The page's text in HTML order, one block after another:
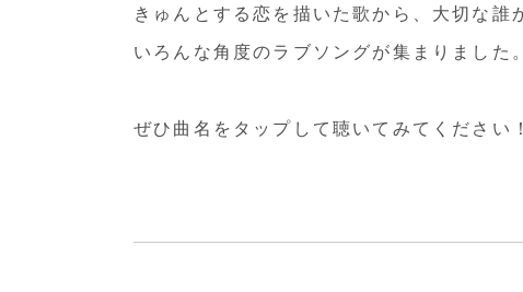
きゅんとする恋を描いた歌から、大切な誰
いろんな角度のラブソングが集まりました。
ぜひ曲名をタップして聴いてみてください！